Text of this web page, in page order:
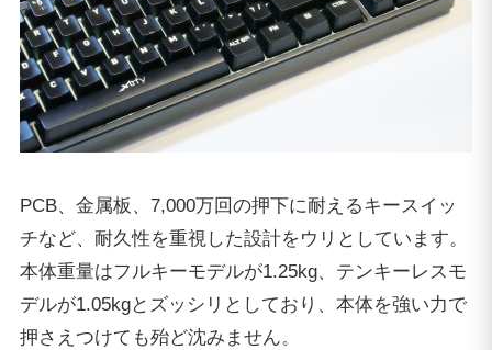
PCB、金属板、7,000万回の押下に耐えるキースイッ
チなど、耐久性を重視した設計をウリとしています。
本体重量はフルキーモデルが1.25kg、テンキーレスモ
デルが1.05kgとズッシリとしており、本体を強い力で
押さえつけても殆ど沈みません。